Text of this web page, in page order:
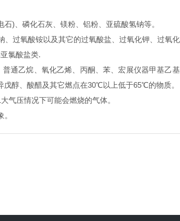
)、磷化石灰、镁粉、铝粉、亚硫酸氢钠等。
过氧酸铵以及其它的过氧酸盐、过氧化钾、过氧
氯酸盐类.
通乙烷、氧化乙烯、丙酮、苯、宏展仪器甲基
醇、酸醋及其它燃点在30℃以上低于65℃的物质。
气压情况下可能会燃烧的气体。
。